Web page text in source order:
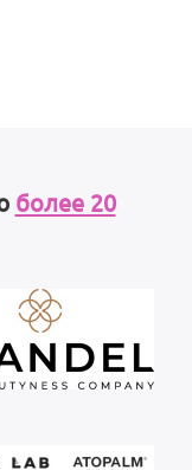
более 20